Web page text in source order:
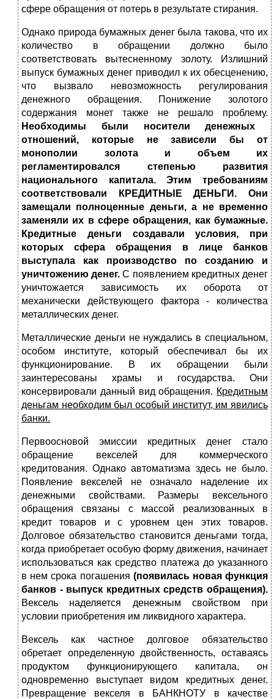
сфере обращения от потерь в результате стирания.
Однако природа бумажных денег была такова, что их
количество в обращении должно было
соответствовать вытесненному золоту. Излиш­ний
выпуск бумажных денег приводил к их обесценению,
что вызвало невозможность регулирования
денежного обращения. Понижение зо­лотого
содержания монет также не решало проблему.
Необходимы были носители денежных
отношений, которые не зависели бы от
монополии золота и объем их
регламентировался степенью развития
национального капитала. Этим требованиям
соответствовали КРЕДИТНЫЕ ДЕНЬГИ. Они
замещали полноценные деньги, а не временно
заменяли их в сфере обращения, как бумажные.
Кредитные деньги создавали условия, при
которых сфера обращения в лице банков
выступала как производство по созданию и
уничтожению денег. С появлением кредитных денег
унич­тожается зависимость их оборота от
механически действующего фак­тора - количества
металлических денег.
Металлические деньги не нуждались в специальном,
особом инсти­туте, который обеспечивал бы их
функционирование. В их обращении были
заинтересованы храмы и государства. Они
консервировали данный вид обращения. Кредитным
деньгам необходим был особый институт, им явились
банки.
Первоосновой эмиссии кредитных денег стало
обращение векселей для коммерческого
кредитования. Однако автоматизма здесь не было.
Появление векселей не означало наделение их
денежными свойствами. Размеры вексельного
обращения связаны с массой реализованных в
кредит товаров и с уровнем цен этих товаров.
Долговое обязательство становится деньгами тогда,
когда приобретает особую форму движе­ния, начинает
использоваться как средство платежа до указанного
в нем срока погашения (появилась новая функция
банков - выпуск кре­дитных средств обращения).
Вексель наделяется денежным свойством при
условии приобретения им ликвидного характера.
Вексель как частное долговое обязательство
обретает определенную двойственность, оставаясь
продуктом функционирующего капитала, он
одновременно выступает видом кредитных денег.
Превращение векселя в БАНКНОТУ в качестве